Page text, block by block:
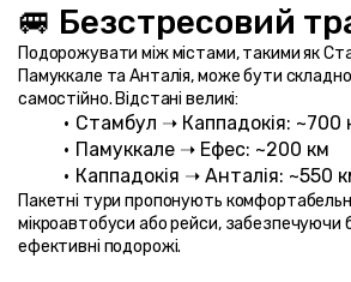
🚐 Безстресовий
Подорожувати між містами, такими як
Памуккале та Анталія, може бути
самостійно. Відстані великі:
Стамбул ➝ Каппадокія: ~700
Памуккале ➝ Ефес: ~200 км
Каппадокія ➝ Анталія: ~550
Пакетні тури пропонують
мікроавтобуси або рейси, забезпечуючи
ефективні подорожі.